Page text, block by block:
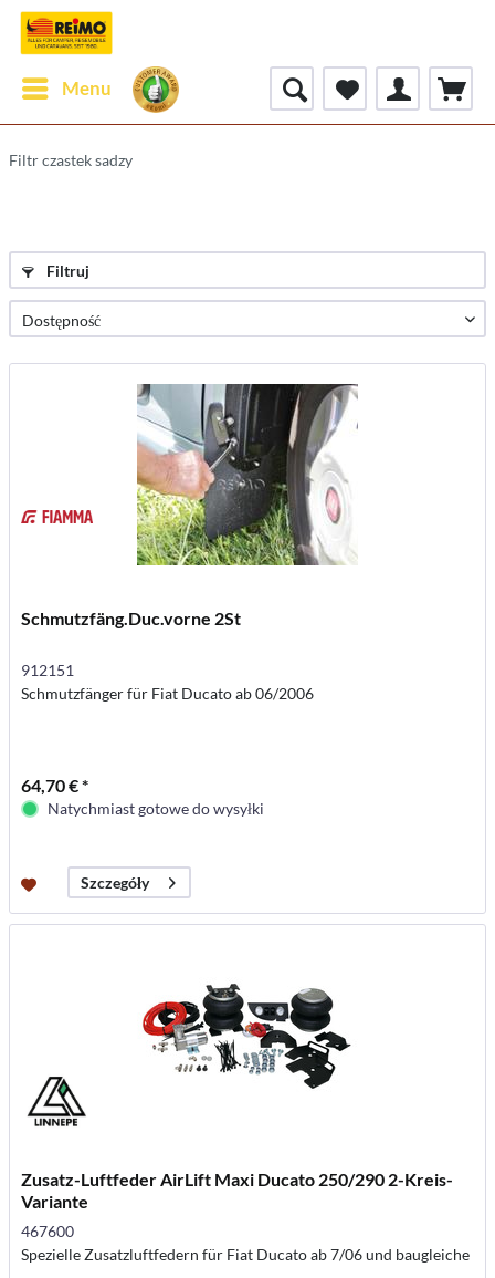
Menu
Filtr czastek sadzy
Filtruj
Schmutzfäng.Duc.vorne 2St
912151
Schmutzfänger für Fiat Ducato ab 06/2006
64,70 € *
Natychmiast gotowe do wysyłki
Szczegóły
Zusatz-Luftfeder AirLift Maxi Ducato 250/290 2-Kreis-
Variante
467600
Spezielle Zusatzluftfedern für Fiat Ducato ab 7/06 und baugleiche